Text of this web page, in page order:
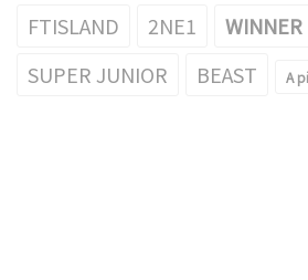
FTISLAND
2NE1 WINNER
SUPER JUNIOR BEAST A